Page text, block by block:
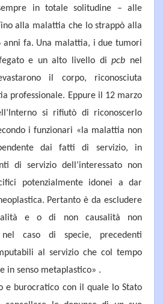
in totale solitudine – alle
alla malattia che lo strappò alla
anni fa. Una malattia, i due tumori
e un alto livello dipcb nel
il corpo, riconosciuta
professionale. Eppure il 12 marzo
si rifiutò di riconoscerlo
i funzionari «la malattia non
dai fatti di servizio, in
di servizio dell’interessato non
potenzialmente idonei a dar
Pertanto è da escludere
e o di non causalità non
nel caso di specie, precedenti
al servizio che col tempo
in senso metaplastico» .
e burocratico con il quale lo Stato